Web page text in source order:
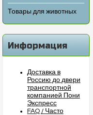
Товары для животных
Информация
Доставка в
Россию до двери
транспортной
компанией Пони
Экспресс
FAQ / Часто